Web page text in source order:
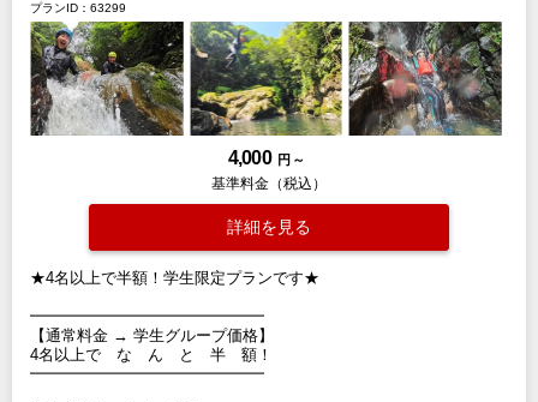
プランID：63299
4,000 円 ～
基準料金（税込）
詳細を見る
★4名以上で半額！学生限定プランです★
━━━━━━━━━━━━━━━
【通常料金 → 学生グループ価格】
4名以上で な ん と 半 額！
━━━━━━━━━━━━━━━